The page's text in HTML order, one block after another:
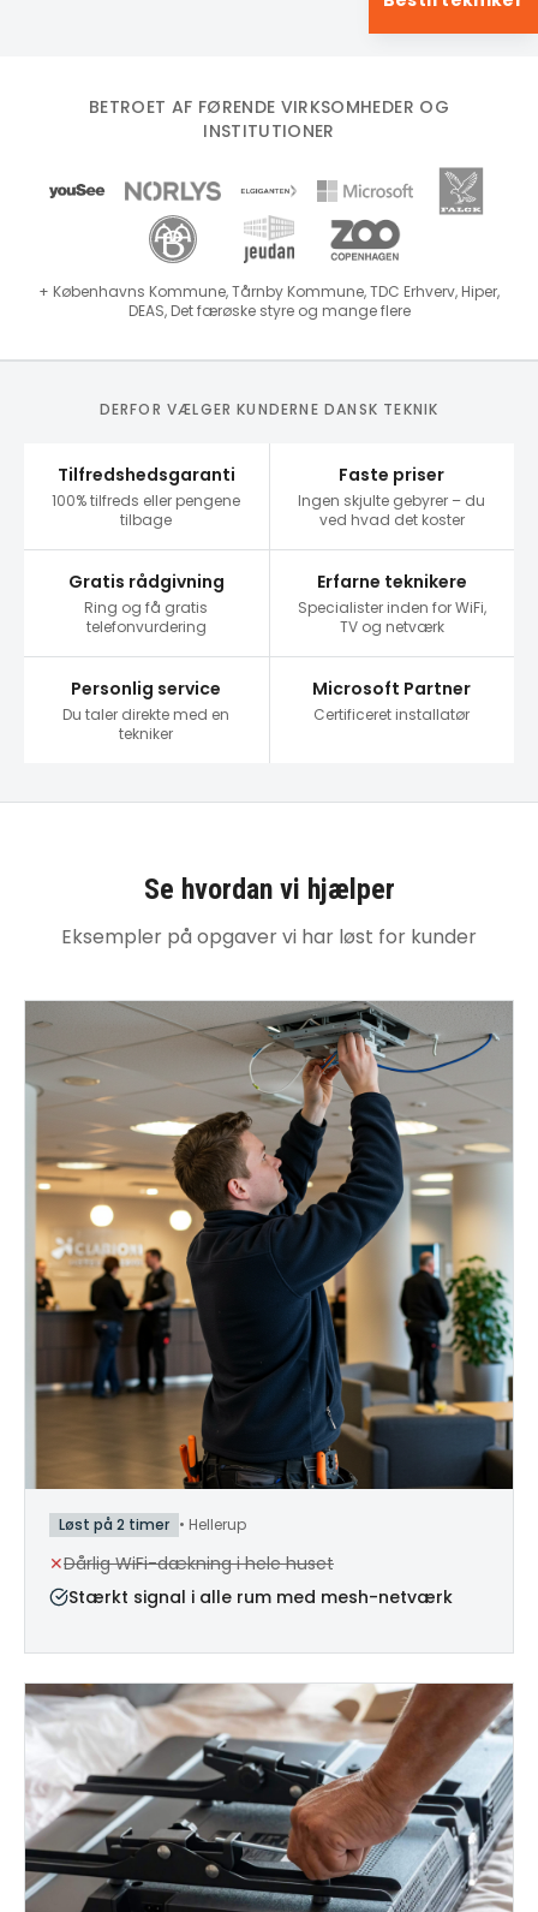
BETROET AF FØRENDE VIRKSOMHEDER OG
INSTITUTIONER
+ Københavns Kommune, Tårnby Kommune, TDC Erhverv, Hiper,
DEAS, Det færøske styre og mange flere
DERFOR VÆLGER KUNDERNE DANSK TEKNIK
Tilfredshedsgaranti
100% tilfreds eller pengene
tilbage
Faste priser
Ingen skjulte gebyrer – du
ved hvad det koster
Gratis rådgivning
Ring og få gratis
telefonvurdering
Erfarne teknikere
Specialister inden for WiFi,
TV og netværk
Personlig service
Du taler direkte med en
tekniker
Microsoft Partner
Certificeret installatør
Se hvordan vi hjælper
Eksempler på opgaver vi har løst for kunder
Løst på 2 timer • Hellerup
✕Dårlig WiFi-dækning i hele huset
Stærkt signal i alle rum med mesh-netværk